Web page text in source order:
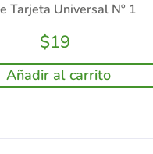
Tarjeta Universal Nº 1
$19
Añadir al carrito